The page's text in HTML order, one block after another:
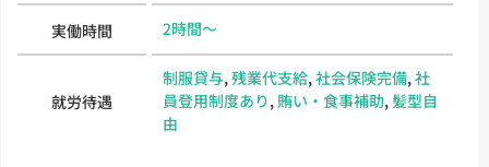
実働時間 2時間～
就労待遇
制服貸与,残業代支給,社会保険完備,社
員登用制度あり, 賄い・食事補助, 髪型自
由